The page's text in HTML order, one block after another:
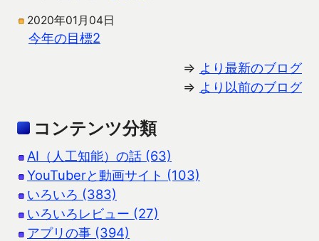
2020年01月04日
今年の目標2
⇒ より最新のブログ
⇒ より以前のブログ
コンテンツ分類
AI（人工知能）の話 (63)
YouTuberと動画サイト (103)
いろいろ (383)
いろいろレビュー (27)
アプリの事 (394)